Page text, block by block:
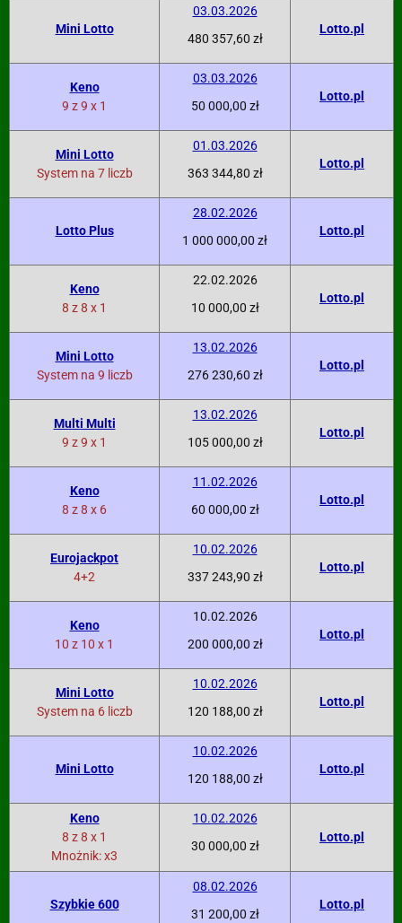
Mini Lotto
03.03.2026
480 357,60 zł
Lotto.pl
Keno
9 z 9 x 1
03.03.2026
50 000,00 zł
Lotto.pl
Mini Lotto
System na 7 liczb
01.03.2026
363 344,80 zł
Lotto.pl
Lotto Plus
28.02.2026
1 000 000,00 zł
Lotto.pl
Keno
8 z 8 x 1
22.02.2026
10 000,00 zł
Lotto.pl
Mini Lotto
System na 9 liczb
13.02.2026
276 230,60 zł
Lotto.pl
Multi Multi
9 z 9 x 1
13.02.2026
105 000,00 zł
Lotto.pl
Keno
8 z 8 x 6
11.02.2026
60 000,00 zł
Lotto.pl
Eurojackpot
4+2
10.02.2026
337 243,90 zł
Lotto.pl
Keno
10 z 10 x 1
10.02.2026
200 000,00 zł
Lotto.pl
Mini Lotto
System na 6 liczb
10.02.2026
120 188,00 zł
Lotto.pl
Mini Lotto
10.02.2026
120 188,00 zł
Lotto.pl
Keno
8 z 8 x 1
Mnożnik: x3
10.02.2026
30 000,00 zł
Lotto.pl
Szybkie 600
08.02.2026
31 200,00 zł
Lotto.pl